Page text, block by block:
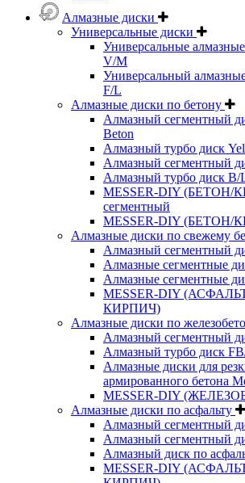
Алмазные диски
Универсальные диски
Универсальные
V/M
Универсальный
F/L
Алмазные диски по бетону
Алмазный сегментный
Beton
Алмазный турбо диск
Алмазный сегментный
Алмазный турбо диск B/
MESSER-DIY (БЕТОН/
сегментный
MESSER-DIY (БЕТОН/
Алмазные диски по свежему
Алмазный сегментный
Алмазные сегментные
Алмазные сегментные
MESSER-DIY
КИРПИЧ)
Алмазные диски по
Алмазный сегментный
Алмазный турбо диск
Алмазные диски для
армированного бетона
MESSER-DIY
Алмазные диски по асфальту
Алмазный сегментный
Алмазный сегментный
Алмазный диск по
MESSER-DIY